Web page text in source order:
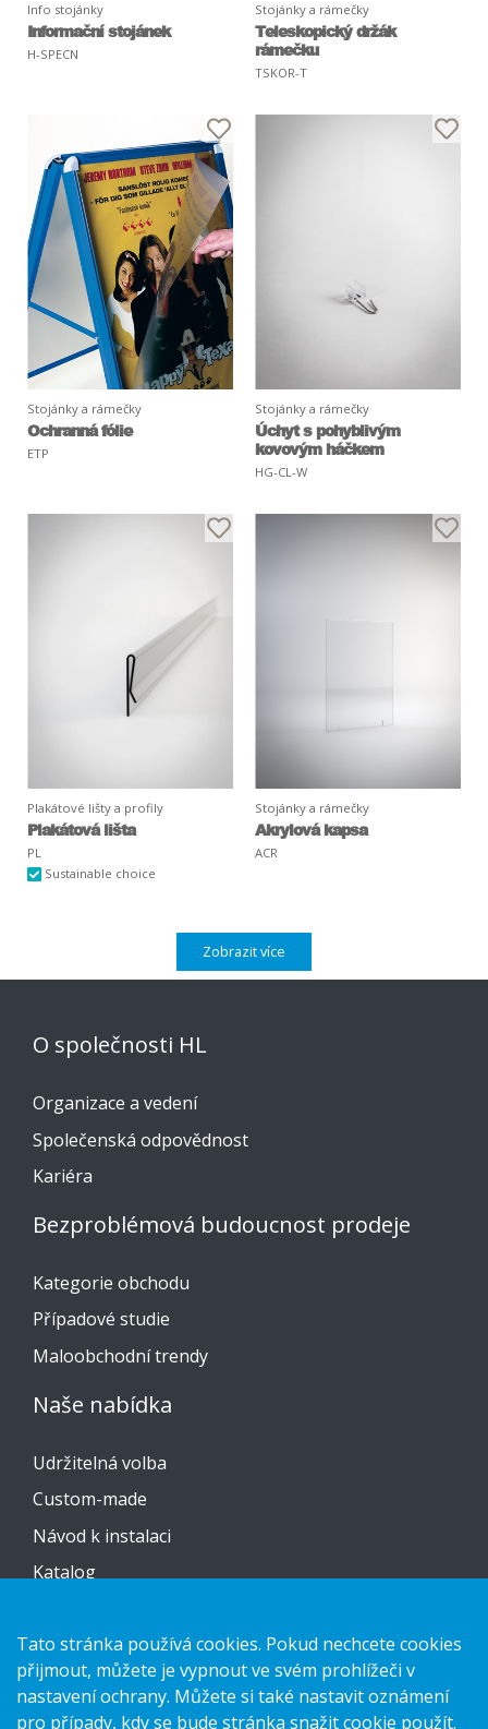
Info stojánky
Informační stojánek
H-SPECN
Stojánky a rámečky
Teleskopický držák
rámečku
TSKOR-T
Stojánky a rámečky
Ochranná fólie
ETP
Stojánky a rámečky
Úchyt s pohyblivým
kovovým háčkem
HG-CL-W
Plakátové lišty a profily
Plakátová lišta
PL
Sustainable choice
Stojánky a rámečky
Akrylová kapsa
ACR
Zobrazit více
O společnosti HL
Organizace a vedení
Společenská odpovědnost
Kariéra
Bezproblémová budoucnost prodeje
Kategorie obchodu
Případové studie
Maloobchodní trendy
Naše nabídka
Udržitelná volba
Custom-made
Návod k instalaci
Katalog
Prohlášení o ochraně osobních údajů
Cookies
Tato stránka používá cookies. Pokud nechcete cookies
přijmout, můžete je vypnout ve svém prohlížeči v
nastavení ochrany. Můžete si také nastavit oznámení
pro případy, kdy se bude stránka snažit cookie použít.